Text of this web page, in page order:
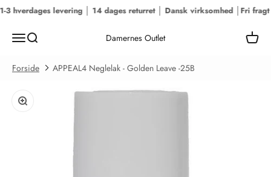
Spring til indholdlevering │ 14 dages returret │ Dansk virksomhed │Fri fragt
MenuSøg Damernes Outlet Kurv
Forside APPEAL4 Neglelak - Golden Leave -25B
Zoom